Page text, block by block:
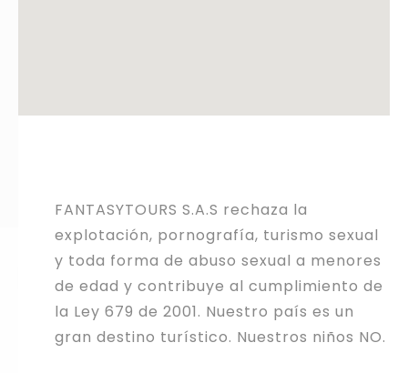
FANTASYTOURS S.A.S rechaza la
explotación, pornografía, turismo sexual
y toda forma de abuso sexual a menores
de edad y contribuye al cumplimiento de
la Ley 679 de 2001. Nuestro país es un
gran destino turístico. Nuestros niños NO.